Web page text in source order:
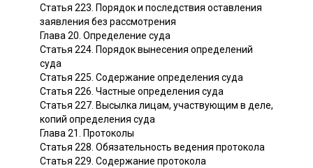
Статья 223. Порядок и последствия оставления
заявления без рассмотрения
Глава 20. Определение суда
Статья 224. Порядок вынесения определений
суда
Статья 225. Содержание определения суда
Статья 226. Частные определения суда
Статья 227. Высылка лицам, участвующим в деле,
копий определения суда
Глава 21. Протоколы
Статья 228. Обязательность ведения протокола
Статья 229. Содержание протокола